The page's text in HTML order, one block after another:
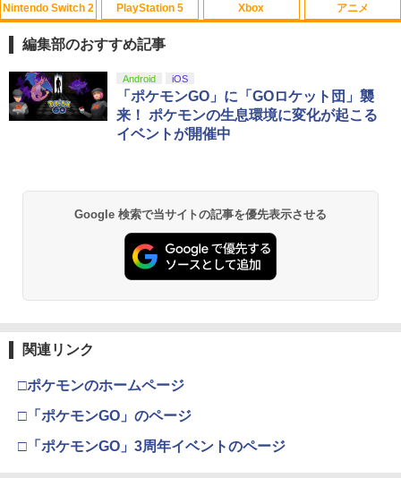
1
エイムアップリング FPS EVOgames 日
本製 天然ゴム 6個セット PS5 PS4 Switc
h プロコン PC コントローラー用 エイム
操作性向上 ゲーミング
￥1,980
PS4 NS pro Aoi 凸型 FPS 無段階高さ調
節profreak バージョン3 PS4 PS5 ninte
ndo switch プロコン対応【定形外郵便
のみ送料無料】Playstation 5 特許取得
済み 日本製 しまリス堂
3
ロフリーク PS5 PS4 NSpro FPS 高さ調
ch プロコン対応【定形外郵便のみ送料
製 しまリス堂
1
U.C.ガンダムBlu-rayライブラリーズ 機
動戦士ガンダム 逆襲のシャア【Blu-ra
y】 [ 古谷徹 ]
￥3,344
【特典付】【Blu-ray】【新品】 劇場版
「鬼滅の刃」無限城編 第一章 猗窩座再
4
Thunderbolt Fantasy 東離劍遊紀4 4(完
全生産限定版)【Blu-ray】 [ 鳥海浩輔 ]
￥6,436
Nintendo Switch 2
1
スプラトゥーン レイダース|オンライン
コード版
￥5,832
スプラトゥーン レイダース -Switch2
￥6,449
4
ニンテンドープリペイド番号 9000円|オ
PlayStation 5
1
PlayStation 5 デジタル・エディション
日本語専用 Console Language: Japan
ese only (CFI-2200B01)
￥55,000
Beast of Reincarnation -PS5 【特典】
プロダクトコード 封入
￥7,286
￥11,849
【純正品】DualSense ワイヤレスコン
Xbox
1
【純正品】Xbox ワイヤレス コントロー
ラー + USB-C® ケーブル
￥8,300
2
【純正品】Xbox ワイヤレス コントロー
ラー (ロボット ホワイト)
￥7,681
【純正品】Xbox ワイヤレス コントロー
4
【純正品】Xbox 充電式バッテリー + US
アニメ
1
【Amazon.co.jp限定】劇場版モノノ怪
第三章 蛇神 (Amazon.co.jp限定オリジ
ナル三方背収納ケース付きコレクション)
(オリジナル特典:オリジナル巾着＋メー
カー特典:【坤と離】二振りの剣、十翼よ
劇場版「鬼滅の刃」無限城編 第一章 猗
窩座再来 通常版 [Blu-ray]
劇場版「鬼滅の刃」無限城編 第一章 猗
窩座再来 通常版 [DVD]
￥3,523
編集部のおすすめ記事
Android iOS
「ポケモンGO」に「GOロケット団」襲
来！ ポケモンの生息環境に変化が起こる
イベントが開催中
Google 検索で当サイトの記事を優先表示させる
関連リンク
□ポケモンのホームページ
□「ポケモンGO」のページ
□「ポケモンGO」3周年イベントのページ